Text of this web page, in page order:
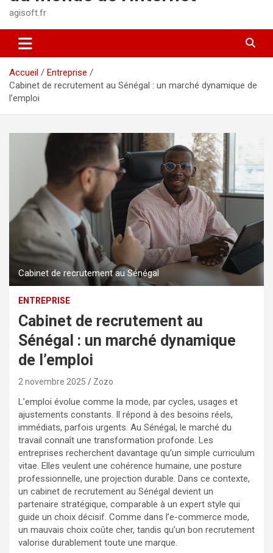
agisoft.fr
Accueil
Entreprise
Cabinet de recrutement au Sénégal : un marché dynamique de
l’emploi
Cabinet de recrutement au Sénégal
ENTREPRISE
Cabinet de recrutement au
Sénégal : un marché dynamique
de l’emploi
2 novembre 2025 Zozo
L’emploi évolue comme la mode, par cycles, usages et
ajustements constants. Il répond à des besoins réels,
immédiats, parfois urgents. Au Sénégal, le marché du
travail connaît une transformation profonde. Les
entreprises recherchent davantage qu’un simple curriculum
vitae. Elles veulent une cohérence humaine, une posture
professionnelle, une projection durable. Dans ce contexte,
un cabinet de recrutement au Sénégal devient un
partenaire stratégique, comparable à un expert style qui
guide un choix décisif. Comme dans l’e-commerce mode,
un mauvais choix coûte cher, tandis qu’un bon recrutement
valorise durablement toute une marque.